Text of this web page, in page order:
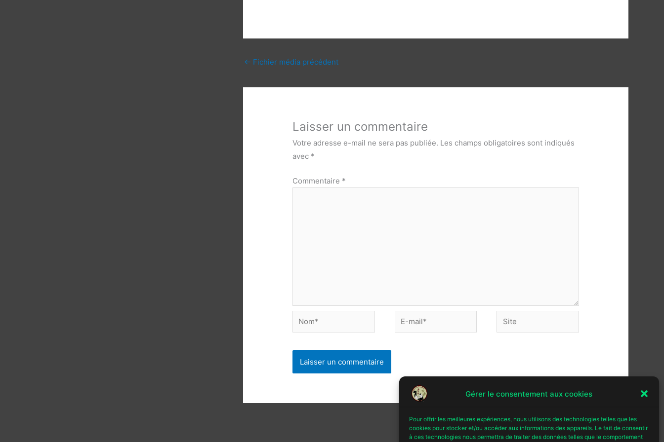
Gérer le consentement aux cookies
Pour offrir les meilleures expériences, nous utilisons des technologies telles que les
cookies pour stocker et/ou accéder aux informations des appareils. Le fait de consentir
à ces technologies nous permettra de traiter des données telles que le comportement
← Fichier média précédent
Laisser un commentaire
Votre adresse e-mail ne sera pas publiée. Les champs obligatoires sont indiqués
avec *
Commentaire *
Nom*
E-
mail*
Site